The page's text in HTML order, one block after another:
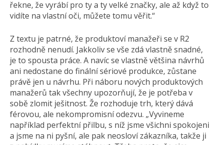
řekne, že vyrábí pro ty a ty velké značky, ale až když to
vidíte na vlastní oči, můžete tomu věřit.“
Z textu je patrné, že produktoví manažeři se v R2
rozhodně nenudí. Jakkoliv se vše zdá vlastně snadné,
je to spousta práce. A navíc se vlastně většina návrhů
ani nedostane do finální sériové produkce, zůstane
právě jen u návrhu. Při náboru nových produktových
manažerů tak všechny upozorňují, že je potřeba v
sobě zlomit ješitnost. Že rozhoduje trh, který dává
férovou, ale nekompromisní odezvu. „Vyvineme
například perfektní přilbu, s níž jsme všichni spokojeni
a jsme na ni pyšní, ale pak neosloví zákazníka, takže ji